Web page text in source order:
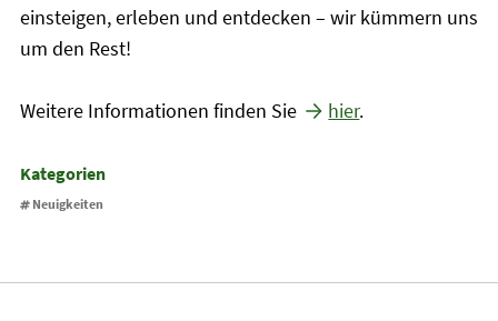
einsteigen, erleben und entdecken – wir kümmern uns
um den Rest!
Weitere Informationen finden Sie hier.
Kategorien
Neuigkeiten